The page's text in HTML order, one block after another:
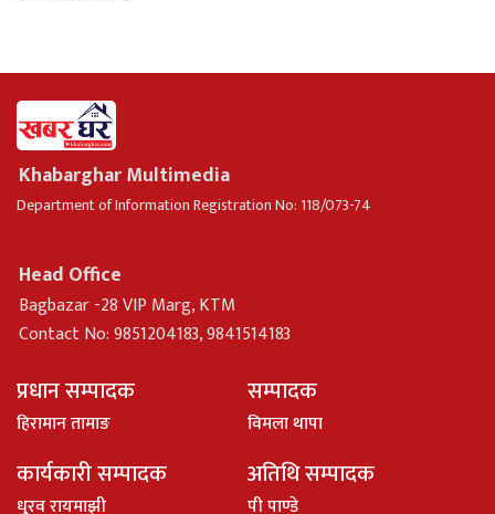
Khabarghar Multimedia
Department of Information Registration No: 118/073-74
Head Office
Bagbazar -28 VIP Marg, KTM
Contact No: 9851204183, 9841514183
प्रधान सम्पादक
हिरामान तामाङ
सम्पादक
विमला थापा
कार्यकारी सम्पादक
धु्रव रायमाझी
अतिथि सम्पादक
पी पाण्डे